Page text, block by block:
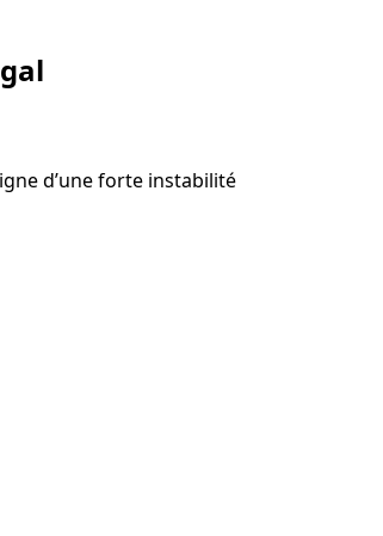
d’une forte instabilité